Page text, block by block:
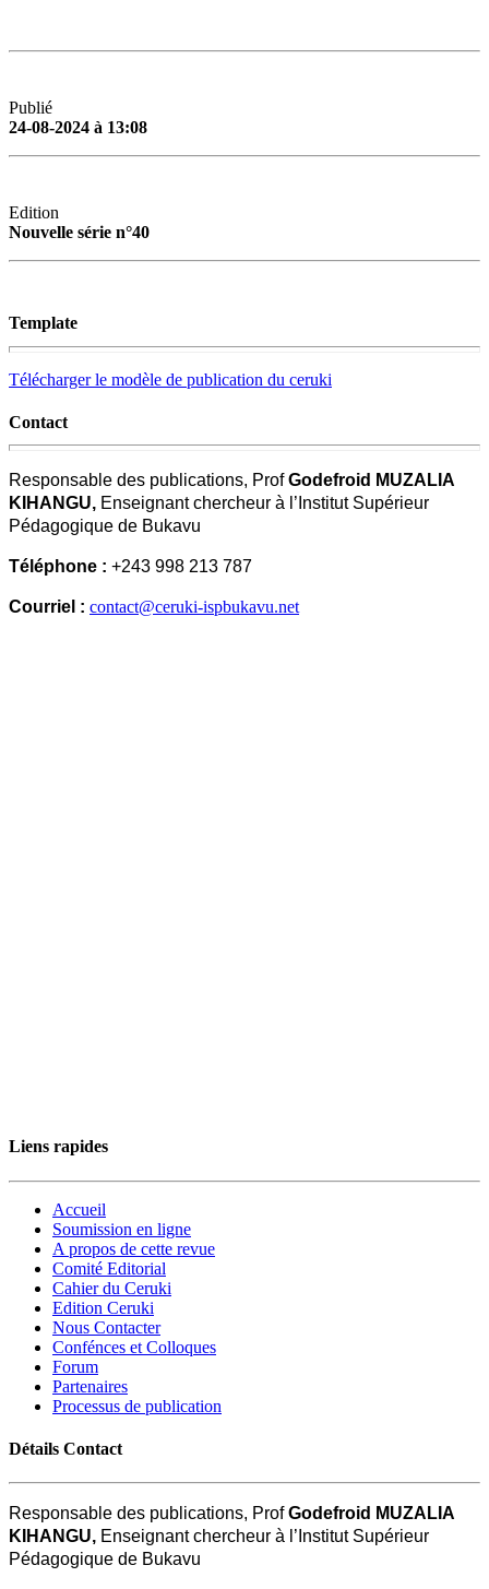
Publié
24-08-2024 à 13:08
Edition
Nouvelle série n°40
Template
Télécharger le modèle de publication du ceruki
Contact
Responsable des publications, ProfGodefroid MUZALIA
KIHANGU, Enseignant chercheur à l’Institut Supérieur
Pédagogique de Bukavu
Téléphone : +243 998 213 787
Courriel : contact@ceruki-ispbukavu.net
Liens rapides
Accueil
Soumission en ligne
A propos de cette revue
Comité Editorial
Cahier du Ceruki
Edition Ceruki
Nous Contacter
Confénces et Colloques
Forum
Partenaires
Processus de publication
Détails Contact
Responsable des publications, ProfGodefroid MUZALIA
KIHANGU, Enseignant chercheur à l’Institut Supérieur
Pédagogique de Bukavu